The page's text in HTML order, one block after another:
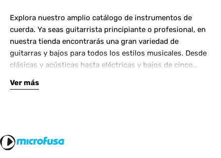
Explora nuestro amplio catálogo de instrumentos de
cuerda. Ya seas guitarrista principiante o profesional, en
nuestra tienda encontrarás una gran variedad de
guitarras y bajos para todos los estilos musicales. Desde
clásicas y acústicas hasta eléctricas y bajos de cinco
Complementa tu instrumento con amplificadores de
Ver más